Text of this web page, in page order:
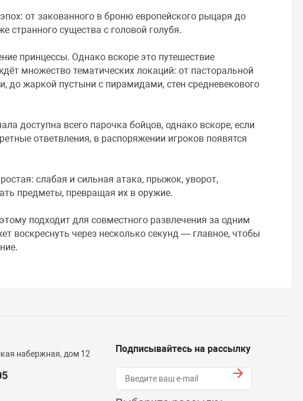
от закованного в броню европейского рыцаря до
странного существа с головой голубя.
принцессы. Однако вскоре это путешествие
множество тематических локаций: от пасторальной
до жаркой пустыни с пирамидами, стен средневекового
доступна всего парочка бойцов, однако вскоре, если
ответвления, в распоряжении игроков появятся
слабая и сильная атака, прыжок, уворот,
предметы, превращая их в оружие.
подходит для совместного развлечения за одним
воскреснуть через несколько секунд — главное, чтобы
набержная, дом 12 Подписывайтесь на рассылку